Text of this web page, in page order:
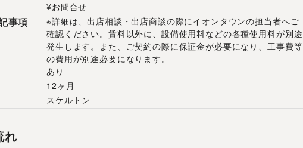
¥お問合せ
事項
※詳細は、出店相談・出店商談の際にイオンタウンの担当者へご
確認ください。賃料以外に、設備使用料などの各種使用料が別途
発生します。また、ご契約の際に保証金が必要になり、工事費等
の費用が別途必要になります。
あり
12ヶ月
スケルトン
れ